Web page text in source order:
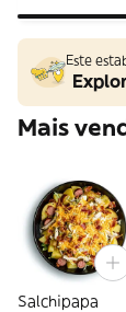
Este
Mais
Salchipapa